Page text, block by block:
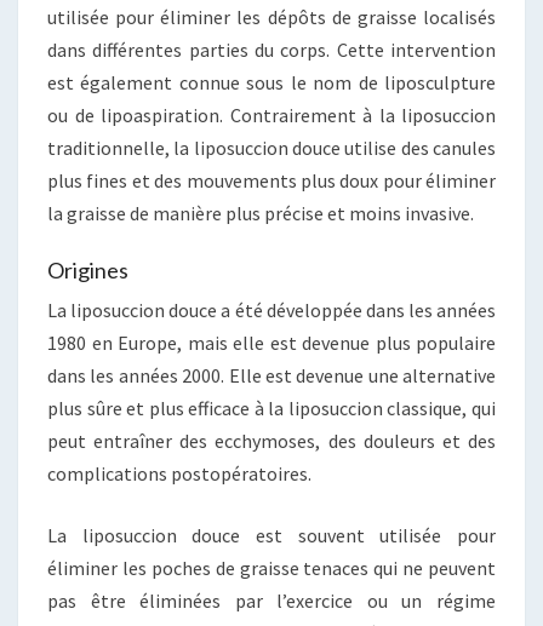
utilisée pour éliminer les dépôts de graisse localisés
dans différentes parties du corps. Cette intervention
est également connue sous le nom de liposculpture
ou de lipoaspiration. Contrairement à la liposuccion
traditionnelle, la liposuccion douce utilise des canules
plus fines et des mouvements plus doux pour éliminer
la graisse de manière plus précise et moins invasive.
Origines
La liposuccion douce a été développée dans les années
1980 en Europe, mais elle est devenue plus populaire
dans les années 2000. Elle est devenue une alternative
plus sûre et plus efficace à la liposuccion classique, qui
peut entraîner des ecchymoses, des douleurs et des
complications postopératoires.
La liposuccion douce est souvent utilisée pour
éliminer les poches de graisse tenaces qui ne peuvent
pas être éliminées par l’exercice ou un régime